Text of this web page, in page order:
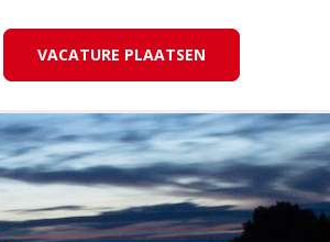
VACATURE PLAATSEN